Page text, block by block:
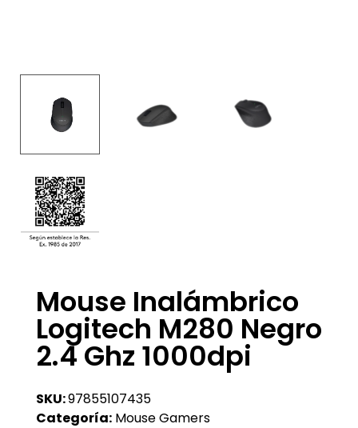
Mouse Inalámbrico
Logitech M280 Negro
2.4 Ghz 1000dpi
SKU:97855107435
Categoría: Mouse Gamers